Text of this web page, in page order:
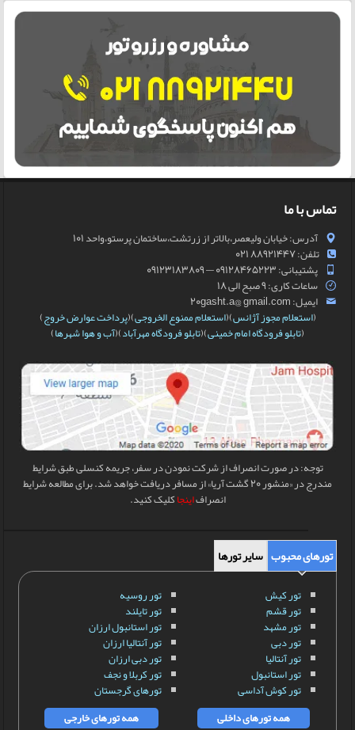
تماس با ما
آدرس: خیابان ولیعصر،بالاتر از زرتشت،ساختمان پرستو،واحد 101
تلفن: 88921447 021
پشتیبانی: 09128465223 — 09123183809
ساعات کاری: 9 صبح الی 18
ایمیل: 20gasht.a@ gmail.com
(استعلام مجوز آژانس)(استعلام ممنوع الخروجی)(پرداخت عوارض خروج)
(تابلو فرودگاه امام خمینی)(تابلو فرودگاه مهرآباد)(آب و هوا شهرها)
توجه: در صورت انصراف از شرکت نمودن در سفر، جریمه کنسلی طبق شرایط
مندرج در «منشور 20 گشت آریا» از مسافر دریافت خواهد شد. برای مطالعه شرایط
انصرافاینجاکلیک کنید.
تورهای محبوب سایر تورها
تور کیش
تور قشم
تور مشهد
تور دبی
تور آنتالیا
تور استانبول
تور کوش آداسی
تور روسیه
تور تایلند
تور استانبول ارزان
تور آنتالیا ارزان
تور دبی ارزان
تور کربلا و نجف
تورهای گرجستان
همه تورهای داخلی
همه تورهای خارجی